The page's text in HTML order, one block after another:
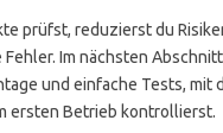
prüfst, reduzierst du
Im nächsten
und einfache Tests, mit
ersten Betrieb kontrollierst.